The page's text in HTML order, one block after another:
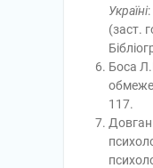
Україні
(заст.
Боса
117.